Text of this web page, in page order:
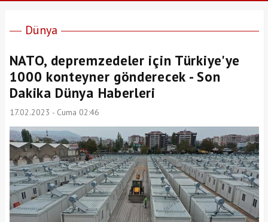
Dünya
NATO, depremzedeler için Türkiye'ye
1000 konteyner gönderecek - Son
Dakika Dünya Haberleri
17.02.2023 - Cuma 02:46